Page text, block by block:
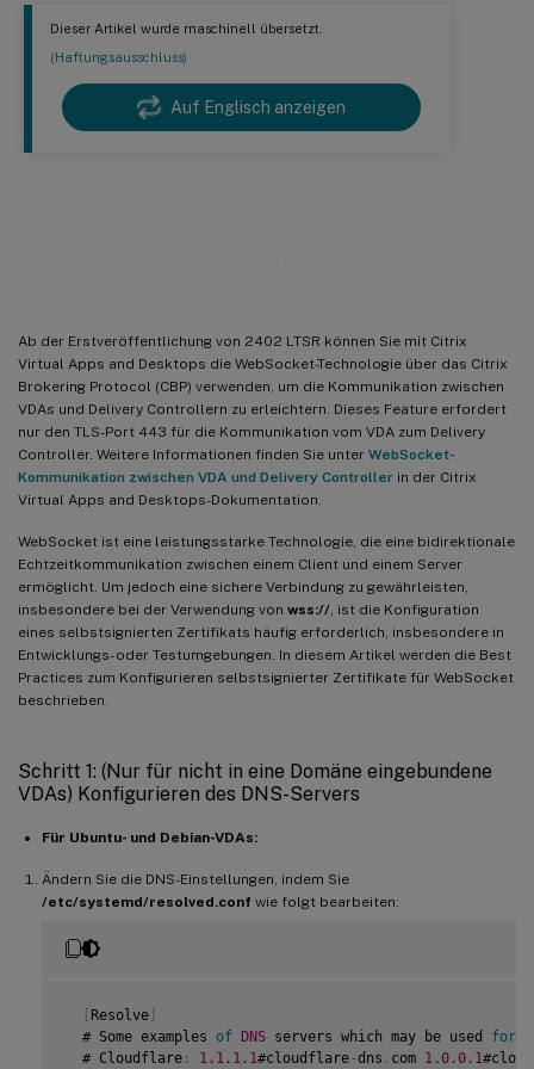
Dieser Artikel wurde maschinell übersetzt.
(Haftungsausschluss)
Auf Englisch anzeigen
Ab der Erstveröffentlichung von 2402 LTSR können Sie mit Citrix
Virtual Apps and Desktops die WebSocket-Technologie über das Citrix
Brokering Protocol (CBP) verwenden, um die Kommunikation zwischen
VDAs und Delivery Controllern zu erleichtern. Dieses Feature erfordert
nur den TLS-Port 443 für die Kommunikation vom VDA zum Delivery
Controller. Weitere Informationen finden Sie unter WebSocket-
Kommunikation zwischen VDA und Delivery Controller in der Citrix
Virtual Apps and Desktops-Dokumentation.
WebSocket ist eine leistungsstarke Technologie, die eine bidirektionale
Echtzeitkommunikation zwischen einem Client und einem Server
ermöglicht. Um jedoch eine sichere Verbindung zu gewährleisten,
insbesondere bei der Verwendung von wss:// , ist die Konfiguration
eines selbstsignierten Zertifikats häufig erforderlich, insbesondere in
Entwicklungs- oder Testumgebungen. In diesem Artikel werden die Best
Practices zum Konfigurieren selbstsignierter Zertifikate für WebSocket
beschrieben.
Schritt 1: (Nur für nicht in eine Domäne eingebundene
VDAs) Konfigurieren des DNS-Servers
Für Ubuntu- und Debian-VDAs:
Ändern Sie die DNS-Einstellungen, indem Sie
/etc/systemd/resolved.conf wie folgt bearbeiten:
[ Resolve]
  # Some examples
of DNS servers which may be used for
  # Cloudflare
: 1.1 .1 .1#cloudflare-dns . com 1.0 .0 .1